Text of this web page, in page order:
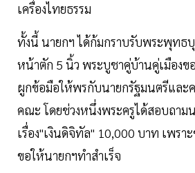
เครื่องไทยธรรม
ทั้งนี้ นายกฯ ได้ก้มกราบรับพระพุทธ
หน้าตัก 5 นิ้ว พระบูชาคู่บ้านคู่เมืองขอ
ผูกข้อมือให้พรกับนายกรัฐมนตรีและ
คณะ โดยช่วงหนึ่งพระครูได้สอบถาม
เรื่อง"เงินดิจิทัล" 10,000 บาท เพรา
ขอให้นายกฯทำสำเร็จ